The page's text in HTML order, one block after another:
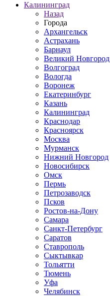
Калининград
Назад
Города
Архангельск
Астрахань
Барнаул
Великий Новгород
Волгоград
Вологда
Воронеж
Екатеринбург
Казань
Калининград
Краснодар
Красноярск
Москва
Мурманск
Нижний Новгород
Новосибирск
Омск
Пермь
Петрозаводск
Псков
Ростов-на-Дону
Самара
Санкт-Петербург
Саратов
Ставрополь
Сыктывкар
Тольятти
Тюмень
Уфа
Челябинск